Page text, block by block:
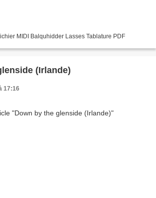
MIDI Balquhidder Lasses Tablature PDF
(Irlande)
17:16